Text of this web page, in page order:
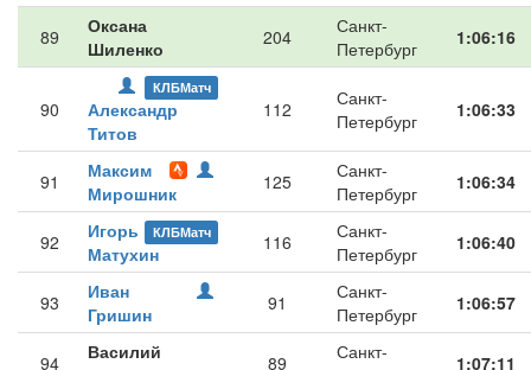
89
Оксана
Шиленко
204
Санкт-
Петербург
1:06:16
90
КЛБМатч
Александр
Титов
112
Санкт-
Петербург
1:06:33
91
Максим
Мирошник
125
Санкт-
Петербург
1:06:34
92 КЛБМатч
Игорь
Матухин
116
Санкт-
Петербург
1:06:40
93
Иван
Гришин
91
Санкт-
Петербург
1:06:57
94
Василий
89
Санкт-
1:07:11